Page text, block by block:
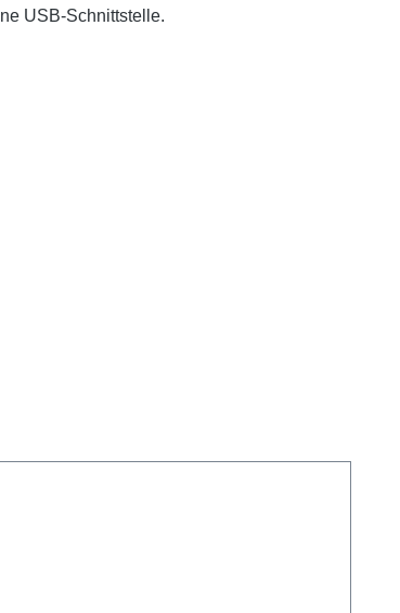
USB-Schnittstelle.